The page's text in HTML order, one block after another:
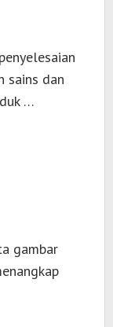
sains dan
…
gambar